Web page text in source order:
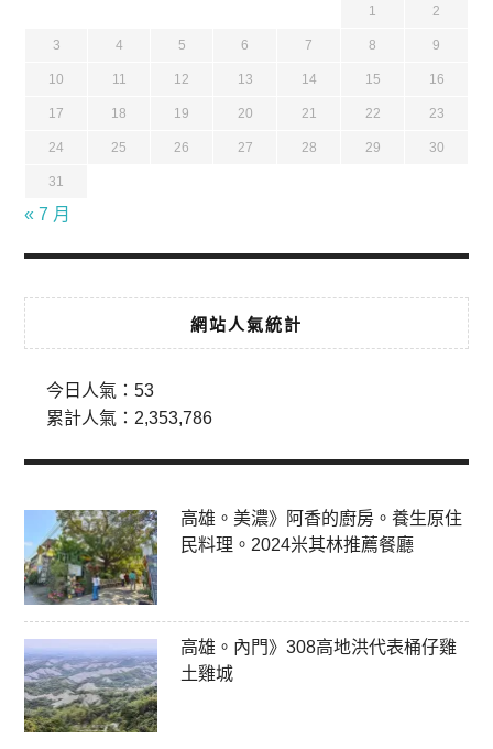
1 2
3 4 5 6 7 8 9
10 11 12 13 14 15 16
17 18 19 20 21 22 23
24 25 26 27 28 29 30
31
« 7 月
網站人氣統計
今日人氣：53
累計人氣： 2,353,786
高雄。美濃》阿香的廚房。養生原住
民料理。2024米其林推薦餐廳
高雄。內門》308高地洪代表桶仔雞
土雞城